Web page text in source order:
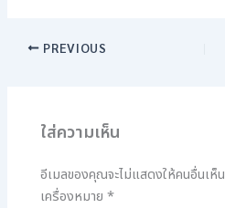
PREVIOUS
ใส่ความเห็น
อีเมลของคุณจะไม่แสดงให้คนอื่นเห็น
เครื่องหมาย*